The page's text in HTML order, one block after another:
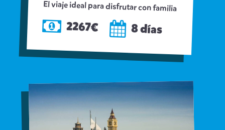
El viaje ideal para disfrutar con familia
2267€ 8 días